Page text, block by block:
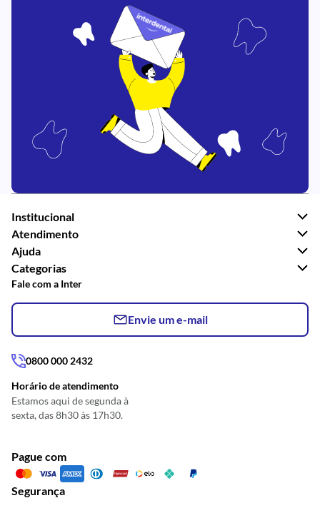
Institucional
Atendimento
Ajuda
Categorias
Fale com a Inter
Envie um e-mail
0800 000 2432
Horário de atendimento
Estamos aqui de segunda à
sexta, das 8h30 às 17h30.
Pague com
Segurança